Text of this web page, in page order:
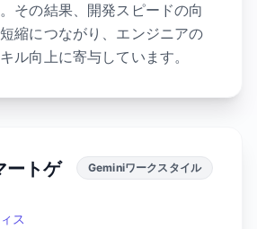
その結果、開発スピードの向
縮につながり、エンジニアの
ル向上に寄与しています。
ートゲ
ス
Geminiワークスタイル